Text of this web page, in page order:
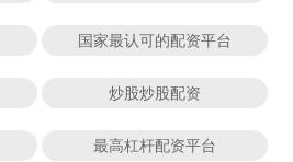
国家最认可的配资平台
炒股炒股配资
最高杠杆配资平台